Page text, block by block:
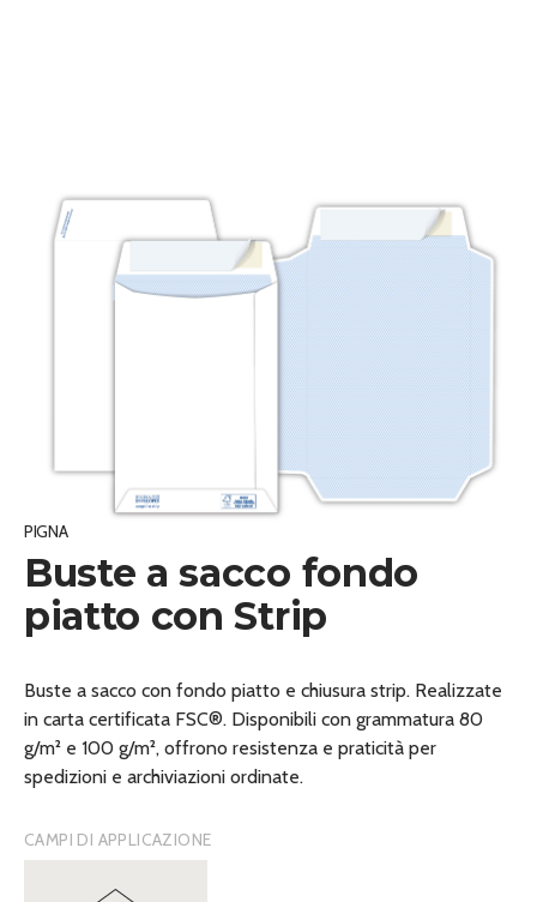
PIGNA
Buste a sacco fondo
piatto con Strip
Buste a sacco con fondo piatto e chiusura strip. Realizzate
in carta certificata FSC®. Disponibili con grammatura 80
g/m² e 100 g/m², offrono resistenza e praticità per
spedizioni e archiviazioni ordinate.
CAMPI DI APPLICAZIONE